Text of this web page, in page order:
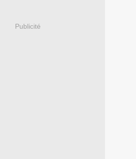
Publicité